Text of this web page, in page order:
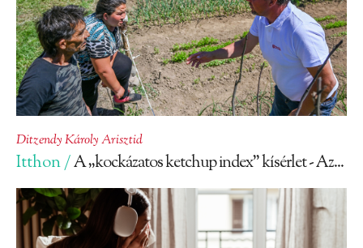
Ditzendy Károly Arisztid
Itthon /A „kockázatos ketchup index” kísérlet - Az...